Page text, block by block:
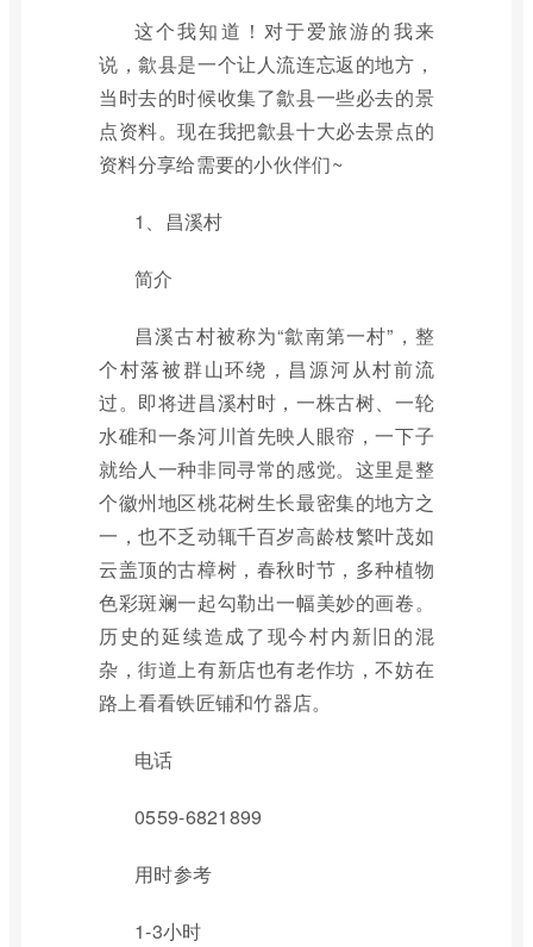
这个我知道！对于爱旅游的我来
说，歙县是一个让人流连忘返的地方，
当时去的时候收集了歙县一些必去的景
点资料。现在我把歙县十大必去景点的
资料分享给需要的小伙伴们~
1、昌溪村
简介
昌溪古村被称为“歙南第一村”，整
个村落被群山环绕，昌源河从村前流
过。即将进昌溪村时，一株古树、一轮
水碓和一条河川首先映人眼帘，一下子
就给人一种非同寻常的感觉。这里是整
个徽州地区桃花树生长最密集的地方之
一，也不乏动辄千百岁高龄枝繁叶茂如
云盖顶的古樟树，春秋时节，多种植物
色彩斑斓一起勾勒出一幅美妙的画卷。
历史的延续造成了现今村内新旧的混
杂，街道上有新店也有老作坊，不妨在
路上看看铁匠铺和竹器店。
电话
0559-6821899
用时参考
1-3小时